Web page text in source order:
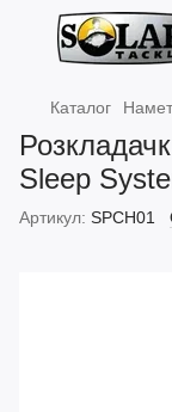
Каталог
Sleep
Артикул: SPCH01